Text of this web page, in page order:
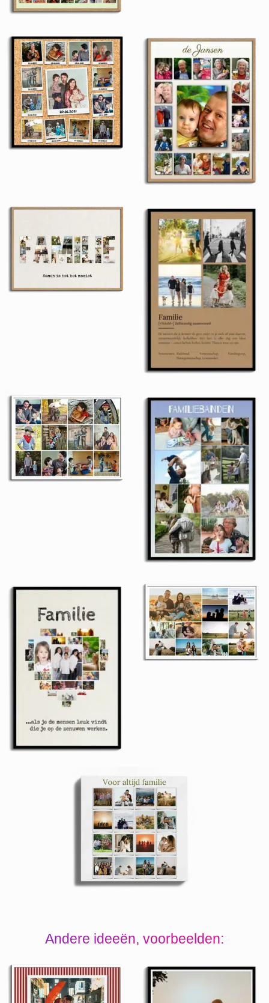
Andere ideeën, voorbeelden: